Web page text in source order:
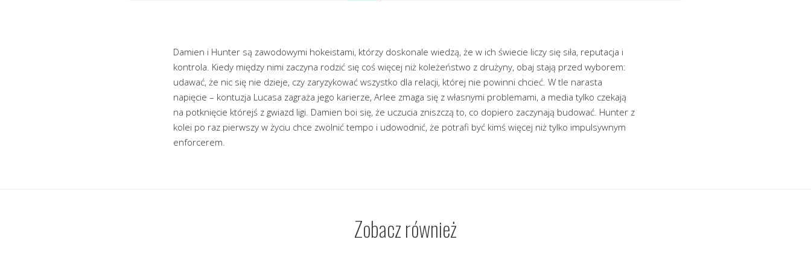
Damien i Hunter są zawodowymi hokeistami, którzy doskonale wiedzą, że w ich świecie liczy się siła, reputacja i
kontrola. Kiedy między nimi zaczyna rodzić się coś więcej niż koleżeństwo z drużyny, obaj stają przed wyborem:
udawać, że nic się nie dzieje, czy zaryzykować wszystko dla relacji, której nie powinni chcieć. W tle narasta
napięcie – kontuzja Lucasa zagraża jego karierze, Arlee zmaga się z własnymi problemami, a media tylko czekają
na potknięcie którejś z gwiazd ligi. Damien boi się, że uczucia zniszczą to, co dopiero zaczynają budować. Hunter z
kolei po raz pierwszy w życiu chce zwolnić tempo i udowodnić, że potrafi być kimś więcej niż tylko impulsywnym
enforcerem.
Zobacz również